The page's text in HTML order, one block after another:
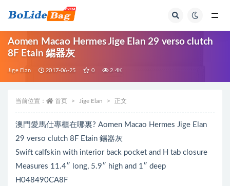
Aomen Macao Hermes Jige Elan 29 verso clutch
8F Etain 錫器灰
Jige Elan 2017-06-25 0 2.4K
当前位置： 首页 Jige Elan 正文
澳門愛馬仕專櫃在哪裏? Aomen Macao Hermes Jige Elan
29 verso clutch 8F Etain 錫器灰
Swift calfskin with interior back pocket and H tab closure
Measures 11.4″ long, 5.9″ high and 1″ deep
H048490CA8F